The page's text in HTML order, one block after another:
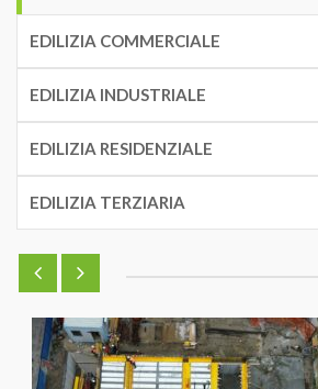
EDILIZIA COMMERCIALE
EDILIZIA INDUSTRIALE
EDILIZIA RESIDENZIALE
EDILIZIA TERZIARIA